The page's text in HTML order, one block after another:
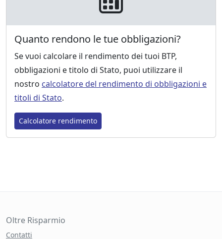
Quanto rendono le tue obbligazioni?
Se vuoi calcolare il rendimento dei tuoi BTP,
obbligazioni e titolo di Stato, puoi utilizzare il
nostro calcolatore del rendimento di obbligazioni e
titoli di Stato.
Calcolatore rendimento
Oltre Risparmio
Contatti